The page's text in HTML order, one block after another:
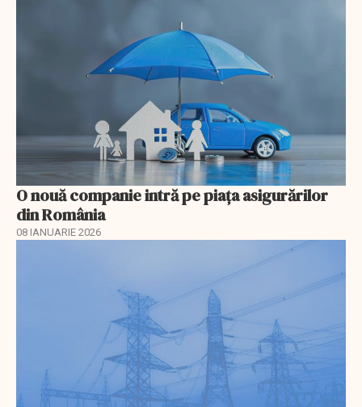
O nouă companie intră pe piața asigurărilor
din România
08 IANUARIE 2026